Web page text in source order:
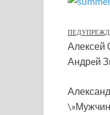
Алексей
Андрeй